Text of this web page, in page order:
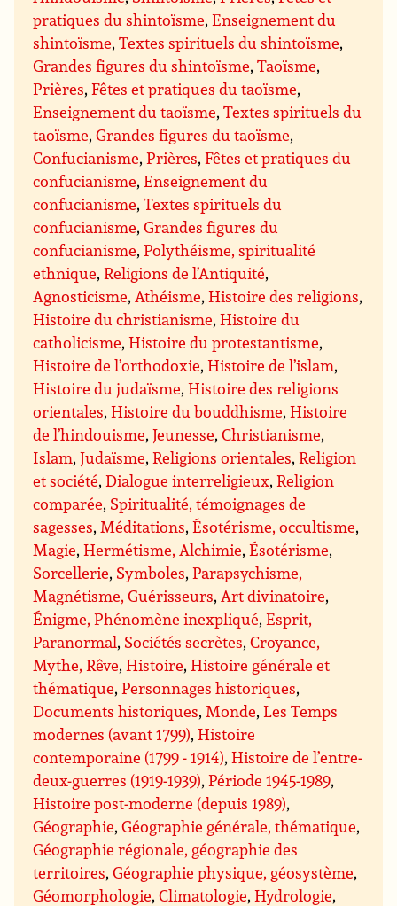
pratiques du shintoïsme,Enseignement du
shintoïsme,Textes spirituels du shintoïsme,
Grandes figures du shintoïsme,Taoïsme,
Prières,Fêtes et pratiques du taoïsme,
Enseignement du taoïsme,Textes spirituels du
taoïsme,Grandes figures du taoïsme,
Confucianisme,Prières,Fêtes et pratiques du
confucianisme,Enseignement du
confucianisme,Textes spirituels du
confucianisme,Grandes figures du
confucianisme,Polythéisme, spiritualité
ethnique,Religions de l’Antiquité,
Agnosticisme, Athéisme,Histoire des religions,
Histoire du christianisme,Histoire du
catholicisme,Histoire du protestantisme,
Histoire de l’orthodoxie,Histoire de l’islam,
Histoire du judaïsme,Histoire des religions
orientales,Histoire du bouddhisme,Histoire
de l’hindouisme,Jeunesse,Christianisme,
Islam,Judaïsme,Religions orientales,Religion
et société,Dialogue interreligieux,Religion
comparée, Spiritualité, témoignages de
sagesses, Méditations,Ésotérisme, occultisme,
Magie,Hermétisme, Alchimie,Ésotérisme,
Sorcellerie, Symboles,Parapsychisme,
Magnétisme, Guérisseurs, Art divinatoire,
Énigme, Phénomène inexpliqué,Esprit,
Paranormal, Sociétés secrètes,Croyance,
Mythe, Rêve,Histoire,Histoire générale et
thématique,Personnages historiques,
Documents historiques, Monde,Les Temps
modernes (avant 1799),Histoire
contemporaine (1799 - 1914),Histoire de l’entre-
deux-guerres (1919-1939),Période 1945-1989,
Histoire post-moderne (depuis 1989),
Géographie,Géographie générale, thématique,
Géographie régionale, géographie des
territoires,Géographie physique, géosystème,
Géomorphologie,Climatologie,Hydrologie,